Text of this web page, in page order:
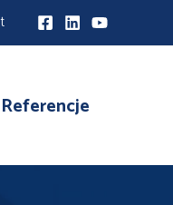
Referencje